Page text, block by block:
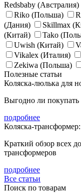
Redsbaby (Австралия)
Riko (Польша)
(Дания)
Skillmax
(Китай)
Tako
Uwish (Китай)
Vikalex (Италия)
Zekiwa (Польша)
Полезные статьи
Коляска-люлька для
Выгодно ли покупать
подробнее
Коляска-
Краткий обзор всех
трансформеров
подробнее
Все статьи
Поиск по товарам